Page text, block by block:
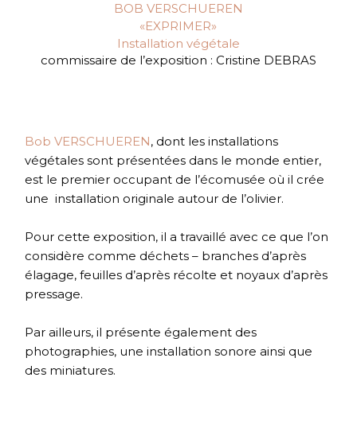
BOB VERSCHUEREN
«EXPRIMER»
Installation végétale
commissaire de l’exposition : Cristine DEBRAS
Bob VERSCHUEREN, dont les installations
végétales sont présentées dans le monde entier,
est le premier occupant de l’écomusée où il crée
une installation originale autour de l’olivier.
Pour cette exposition, il a travaillé avec ce que l’on
considère comme déchets – branches d’après
élagage, feuilles d’après récolte et noyaux d’après
pressage.
Par ailleurs, il présente également des
photographies, une installation sonore ainsi que
des miniatures.